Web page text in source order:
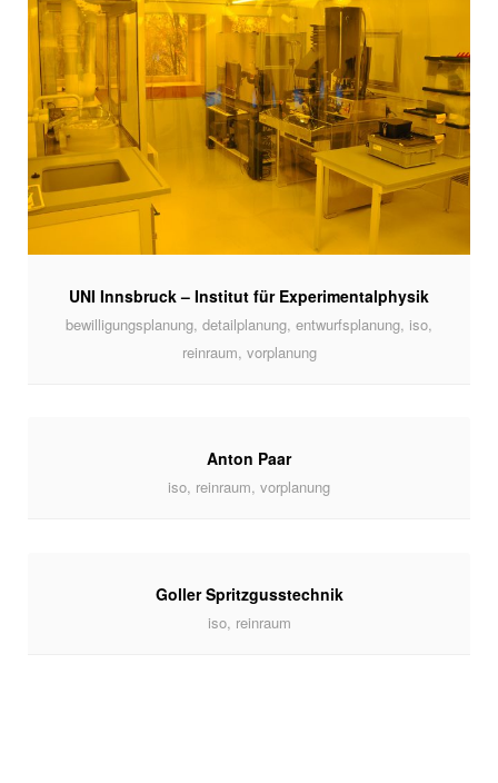
UNI Innsbruck – Institut für Experimentalphysik
bewilligungsplanung, detailplanung, entwurfsplanung, iso,
reinraum, vorplanung
Anton Paar
iso, reinraum, vorplanung
Goller Spritzgusstechnik
iso, reinraum